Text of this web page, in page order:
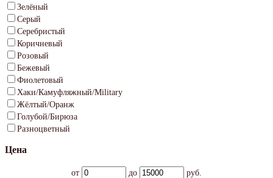
Зелёный
Серый
Серебристый
Коричневый
Розовый
Бежевый
Фиолетовый
Хаки/Камуфляжный/Military
Жёлтый/Оранж
Голубой/Бирюза
Разноцветный
Цена
от до
руб.